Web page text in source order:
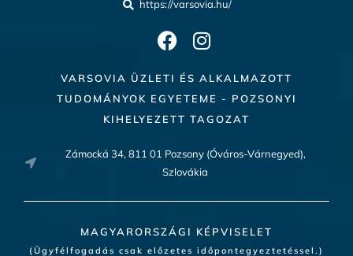
https://varsovia.hu/
VARSOVIA ÜZLETI ÉS ALKALMAZOTT
TUDOMÁNYOK EGYETEME - POZSONYI
KIHELYEZETT TAGOZAT
Zámocká 34, 811 01 Pozsony (Óváros-Várnegyed),
Szlovákia
MAGYARORSZÁGI KÉPVISELET
(Ügyfélfogadás csak előzetes időpontegyeztetéssel.)